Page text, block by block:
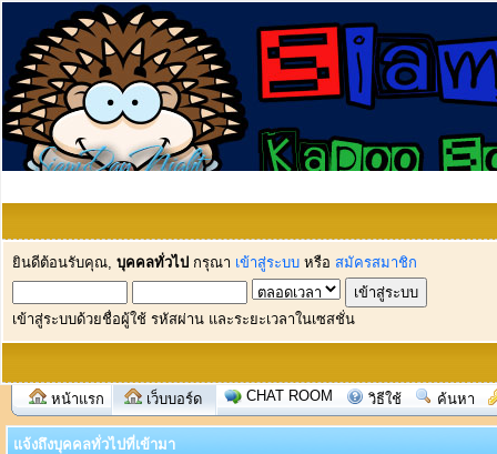
ยินดีต้อนรับคุณ, บุคคลทั่วไป กรุณา เข้าสู่ระบบ หรือ สมัครสมาชิก
เข้าสู่ระบบด้วยชื่อผู้ใช้ รหัสผ่าน และระยะเวลาในเซสชั่น
หน้าแรก เว็บบอร์ด CHAT ROOM วิธีใช้ ค้นหา
แจ้งถึงบุคคลทั่วไปที่เข้ามา